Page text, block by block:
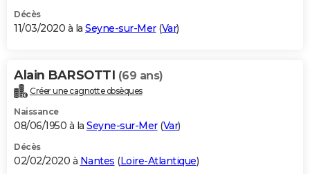
Décès
11/03/2020 à la Seyne-sur-Mer(Var)
Alain BARSOTTI (69 ans)
Créer une cagnotte obsèques
Naissance
08/06/1950 à la Seyne-sur-Mer(Var)
Décès
02/02/2020 à Nantes (Loire-Atlantique)